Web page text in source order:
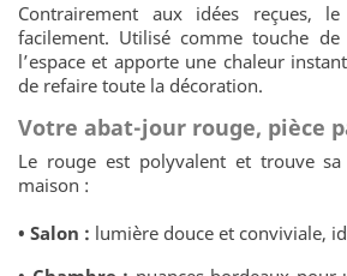
Contrairement aux idées reçues, le
facilement. Utilisé comme touche
l’espace et apporte une chaleur
de refaire toute la décoration.
Votre abat-jour rouge, pièce
Le rouge est polyvalent et trouve
maison :
• Salon : lumière douce et conviviale,